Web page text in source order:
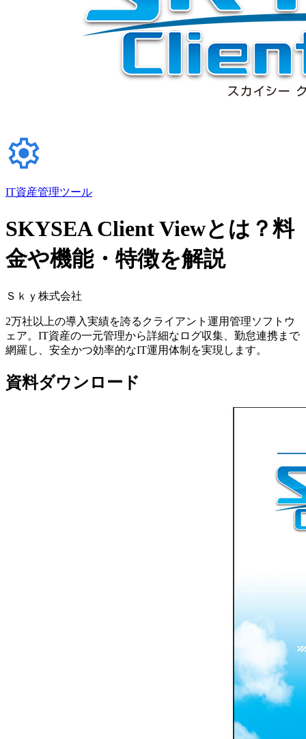
IT資産管理ツール
SKYSEA Client Viewとは？料
金や機能・特徴を解説
Ｓｋｙ株式会社
2万社以上の導入実績を誇るクライアント運用管理ソフトウ
ェア。IT資産の一元管理から詳細なログ収集、勤怠連携まで
網羅し、安全かつ効率的なIT運用体制を実現します。
資料ダウンロード